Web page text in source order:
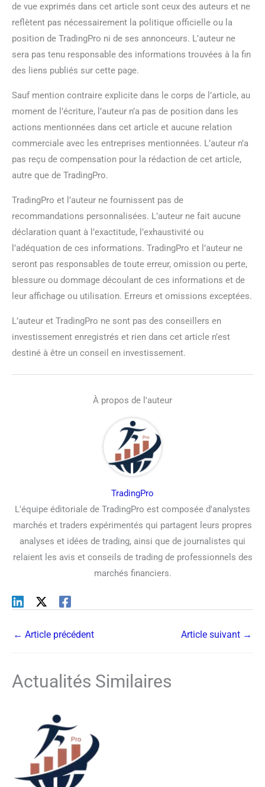
de vue exprimés dans cet article sont ceux des auteurs et ne
reflètent pas nécessairement la politique officielle ou la
position de TradingPro ni de ses annonceurs. L’auteur ne
sera pas tenu responsable des informations trouvées à la fin
des liens publiés sur cette page.
Sauf mention contraire explicite dans le corps de l’article, au
moment de l’écriture, l’auteur n’a pas de position dans les
actions mentionnées dans cet article et aucune relation
commerciale avec les entreprises mentionnées. L’auteur n’a
pas reçu de compensation pour la rédaction de cet article,
autre que de TradingPro.
TradingPro et l’auteur ne fournissent pas de
recommandations personnalisées. L’auteur ne fait aucune
déclaration quant à l’exactitude, l’exhaustivité ou
l’adéquation de ces informations. TradingPro et l’auteur ne
seront pas responsables de toute erreur, omission ou perte,
blessure ou dommage découlant de ces informations et de
leur affichage ou utilisation. Erreurs et omissions exceptées.
L’auteur et TradingPro ne sont pas des conseillers en
investissement enregistrés et rien dans cet article n’est
destiné à être un conseil en investissement.
À propos de l'auteur
TradingPro
L'équipe éditoriale de TradingPro est composée d'analystes
marchés et traders expérimentés qui partagent leurs propres
analyses et idées de trading, ainsi que de journalistes qui
relaient les avis et conseils de trading de professionnels des
marchés financiers.
← Article précédent Article suivant →
Actualités Similaires